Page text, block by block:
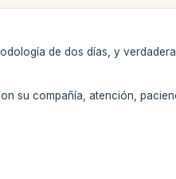
de dos días, y
su compañía, atención,